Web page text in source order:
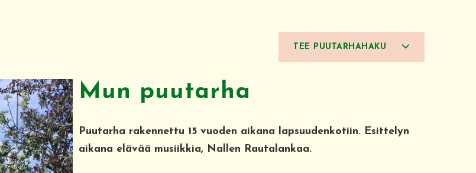
TEE PUUTARHAHAKU
Mun puutarha
Puutarha rakennettu 15 vuoden aikana lapsuudenkotiin. Esittelyn
aikana elävää musiikkia, Nallen Rautalankaa.